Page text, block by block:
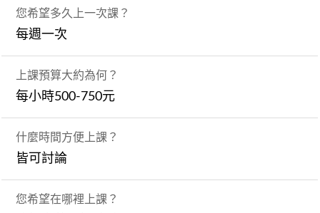
您希望多久上一次課？
每週一次
上課預算大約為何？
每小時500-750元
什麼時間方便上課？
皆可討論
您希望在哪裡上課？